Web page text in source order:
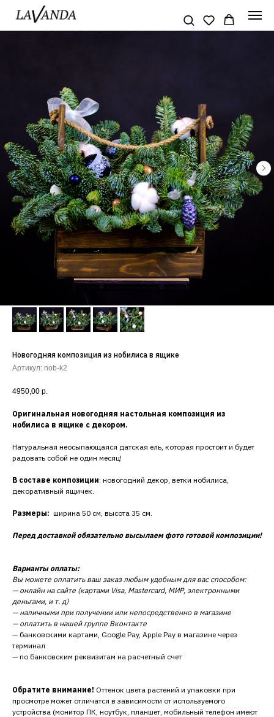
Новогодняя композиция из нобилиса в ящике
Артикул: nob-k2
4950,00 р.
Оригинальная новогодняя настольная композиция из
нобилиса в ящике с декором.
Натуральная неосыпающаяся датская ель, которая простоит и будет
радовать собой не один месяц!
В составе композиции: новогодний декор, ветки нобилиса,
декоративный ящичек.
Размеры: ширина 50 см, высота 35 см.
Перед доставкой обязательно высылаем фото готовой композиции!
Варианты оплаты:
Вы можете оплатить ваш заказ любым удобным для вас способом:
— онлайн на сайте (картами Visa, Mastercard, МИР, электронными
деньгами, и т. д)
— наличными при получении или непосредственно в магазине
— оплатить в нашей группе Вконтакте
— банковскими картами, Google Pay, Apple Pay в магазине через
терминал
— по банковским реквизитам на расчетный счет
Обратите внимание! Оттенок цвета растений и упаковки при
просмотре может отличатся в зависимости от используемого
устройства (монитор ПК, ноутбук, планшет, мобильный телефон имеют